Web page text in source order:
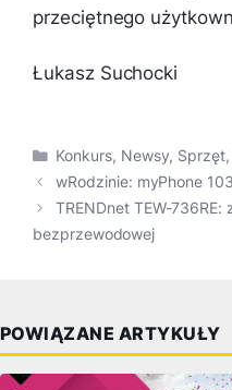
przeciętnego
Łukasz Suchocki
Kategorie
Konkurs, Newsy, Sprzęt,
wRodzinie: myPhone
TRENDnet TEW-
bezprzewodowej
POWIĄZANE ARTYKUŁY